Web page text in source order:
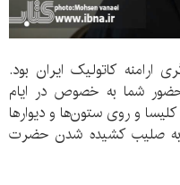
ارامنه کاتولیک ایران بود.
حضور شما به خصوص در ایام
و روی ستون‌ها و دیوارها
به صلیب کشیده شدن حضرت